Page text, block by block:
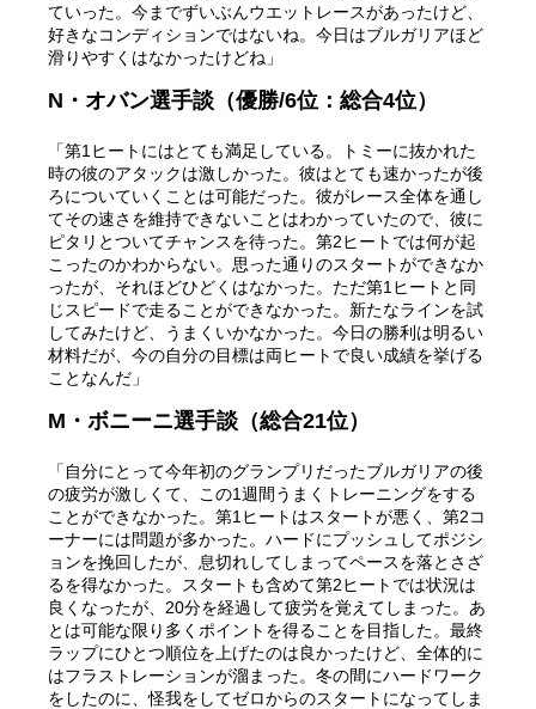
ていった。今までずいぶんウエットレースがあったけど、
好きなコンディションではないね。今日はブルガリアほど
滑りやすくはなかったけどね」
N・オバン選手談（優勝/6位：総合4位）
「第1ヒートにはとても満足している。トミーに抜かれた
時の彼のアタックは激しかった。彼はとても速かったが後
ろについていくことは可能だった。彼がレース全体を通し
てその速さを維持できないことはわかっていたので、彼に
ピタリとついてチャンスを待った。第2ヒートでは何が起
こったのかわからない。思った通りのスタートができなか
ったが、それほどひどくはなかった。ただ第1ヒートと同
じスピードで走ることができなかった。新たなラインを試
してみたけど、うまくいかなかった。今日の勝利は明るい
材料だが、今の自分の目標は両ヒートで良い成績を挙げる
ことなんだ」
M・ボニーニ選手談（総合21位）
「自分にとって今年初のグランプリだったブルガリアの後
の疲労が激しくて、この1週間うまくトレーニングをする
ことができなかった。第1ヒートはスタートが悪く、第2コ
ーナーには問題が多かった。ハードにプッシュしてポジシ
ョンを挽回したが、息切れしてしまってペースを落とさざ
るを得なかった。スタートも含めて第2ヒートでは状況は
良くなったが、20分を経過して疲労を覚えてしまった。あ
とは可能な限り多くポイントを得ることを目指した。最終
ラップにひとつ順位を上げたのは良かったけど、全体的に
はフラストレーションが溜まった。冬の間にハードワーク
をしたのに、怪我をしてゼロからのスタートになってしま